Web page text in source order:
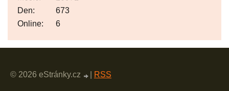
Online: 6
Den:
673
© 2026 eStránky.cz RSS